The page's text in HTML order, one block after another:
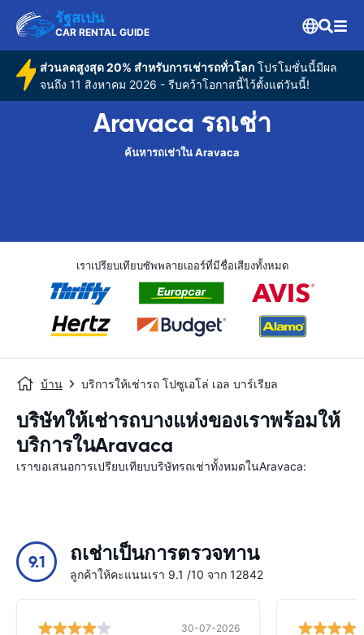
รัฐสเปน
CAR RENTAL GUIDE
ส่วนลดสูงสุด 20% สำหรับการเช่ารถทั่วโลกโปรโมชั่นนี้มีผล
จนถึง 11 สิงหาคม 2026 - รีบคว้าโอกาสนี้ไว้ตั้งแต่วันนี้!
Aravaca รถเช่า
ค้นหารถเช่าใน Aravaca
เราเปรียบเทียบซัพพลายเออร์ที่มีชื่อเสียงทั้งหมด
บ้าน บริการให้เช่ารถ โปซูเอโล่ เอล บาร์เรียล
บริษัทให้เช่ารถบางแห่งของเราพร้อมให้
บริการในAravaca
เราขอเสนอการเปรียบเทียบบริษัทรถเช่าทั้งหมดในAravaca:
9.1 ถเช่าเป็นการตรวจทาน
ลูกค้าให้คะแนนเรา 9.1 /10 จาก 12842
30-07-2026